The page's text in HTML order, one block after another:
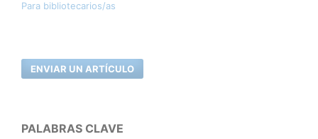
Para bibliotecarios/as
ENVIAR UN ARTÍCULO
PALABRAS CLAVE